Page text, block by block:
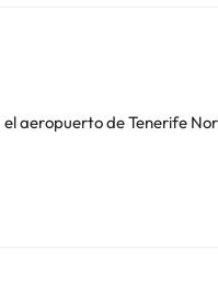
aeropuerto de Tenerife
resto de horas sirven